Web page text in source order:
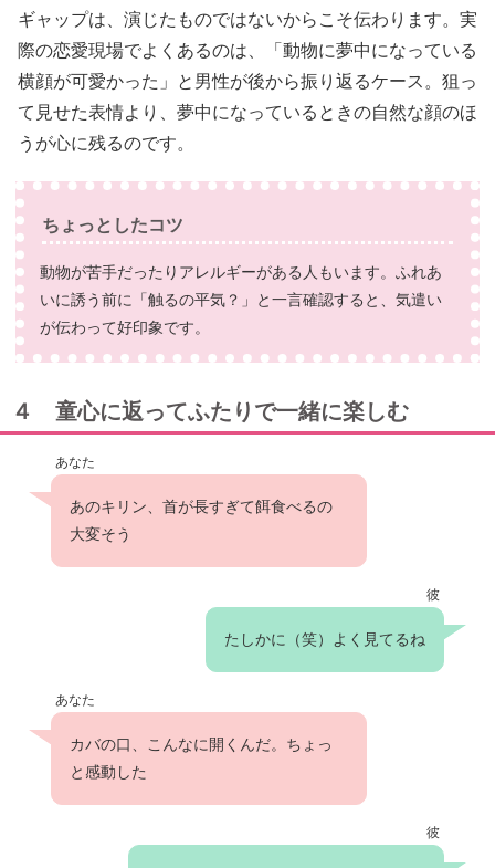
ギャップは、演じたものではないからこそ伝わります。実
際の恋愛現場でよくあるのは、「動物に夢中になっている
横顔が可愛かった」と男性が後から振り返るケース。狙っ
て見せた表情より、夢中になっているときの自然な顔のほ
うが心に残るのです。
ちょっとしたコツ
動物が苦手だったりアレルギーがある人もいます。ふれあ
いに誘う前に「触るの平気？」と一言確認すると、気遣い
が伝わって好印象です。
４ 童心に返ってふたりで一緒に楽しむ
あなた
あのキリン、首が長すぎて餌食べるの
大変そう
彼
たしかに（笑）よく見てるね
あなた
カバの口、こんなに開くんだ。ちょっ
と感動した
彼